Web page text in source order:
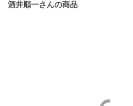
酒井順一さんの商品